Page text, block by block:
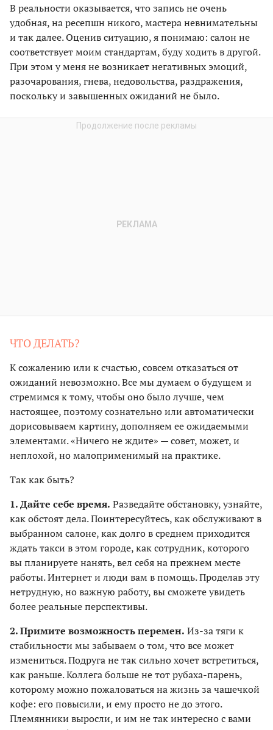
В реальности оказывается, что запись не очень
удобная, на ресепшн никого, мастера невнимательны
и так далее. Оценив ситуацию, я понимаю: салон не
соответствует моим стандартам, буду ходить в другой.
При этом у меня не возникает негативных эмоций,
разочарования, гнева, недовольства, раздражения,
поскольку и завышенных ожиданий не было.
ЧТО ДЕЛАТЬ?
К сожалению или к счастью, совсем отказаться от
ожиданий невозможно. Все мы думаем о будущем и
стремимся к тому, чтобы оно было лучше, чем
настоящее, поэтому сознательно или автоматически
дорисовываем картину, дополняем ее ожидаемыми
элементами. «Ничего не ждите» — совет, может, и
неплохой, но малоприменимый на практике.
Так как быть?
1. Дайте себе время. Разведайте обстановку, узнайте,
как обстоят дела. Поинтересуйтесь, как обслуживают в
выбранном салоне, как долго в среднем приходится
ждать такси в этом городе, как сотрудник, которого
вы планируете нанять, вел себя на прежнем месте
работы. Интернет и люди вам в помощь. Проделав эту
нетрудную, но важную работу, вы сможете увидеть
более реальные перспективы.
2. Примите возможность перемен. Из-за тяги к
стабильности мы забываем о том, что все может
измениться. Подруга не так сильно хочет встретиться,
как раньше. Коллега больше не тот рубаха-парень,
которому можно пожаловаться на жизнь за чашечкой
кофе: его повысили, и ему просто не до этого.
Племянники выросли, и им не так интересно с вами